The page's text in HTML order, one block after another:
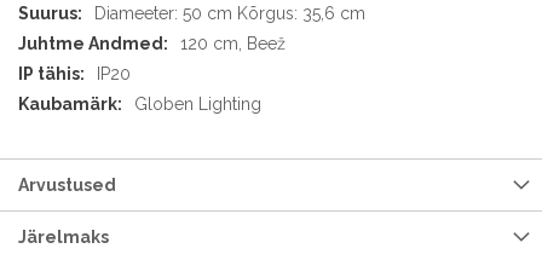
Diameeter: 50 cm Kõrgus: 35,6 cm
120 cm, Beež
IP20
Globen Lighting
Arvustused
Järelmaks